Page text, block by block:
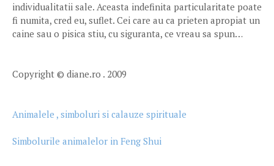
individualitatii sale. Aceasta indefinita particularitate poate
fi numita, cred eu, suflet. Cei care au ca prieten apropiat un
caine sau o pisica stiu, cu siguranta, ce vreau sa spun…
Copyright © diane.ro . 2009
Animalele , simboluri si calauze spirituale
Simbolurile animalelor in Feng Shui